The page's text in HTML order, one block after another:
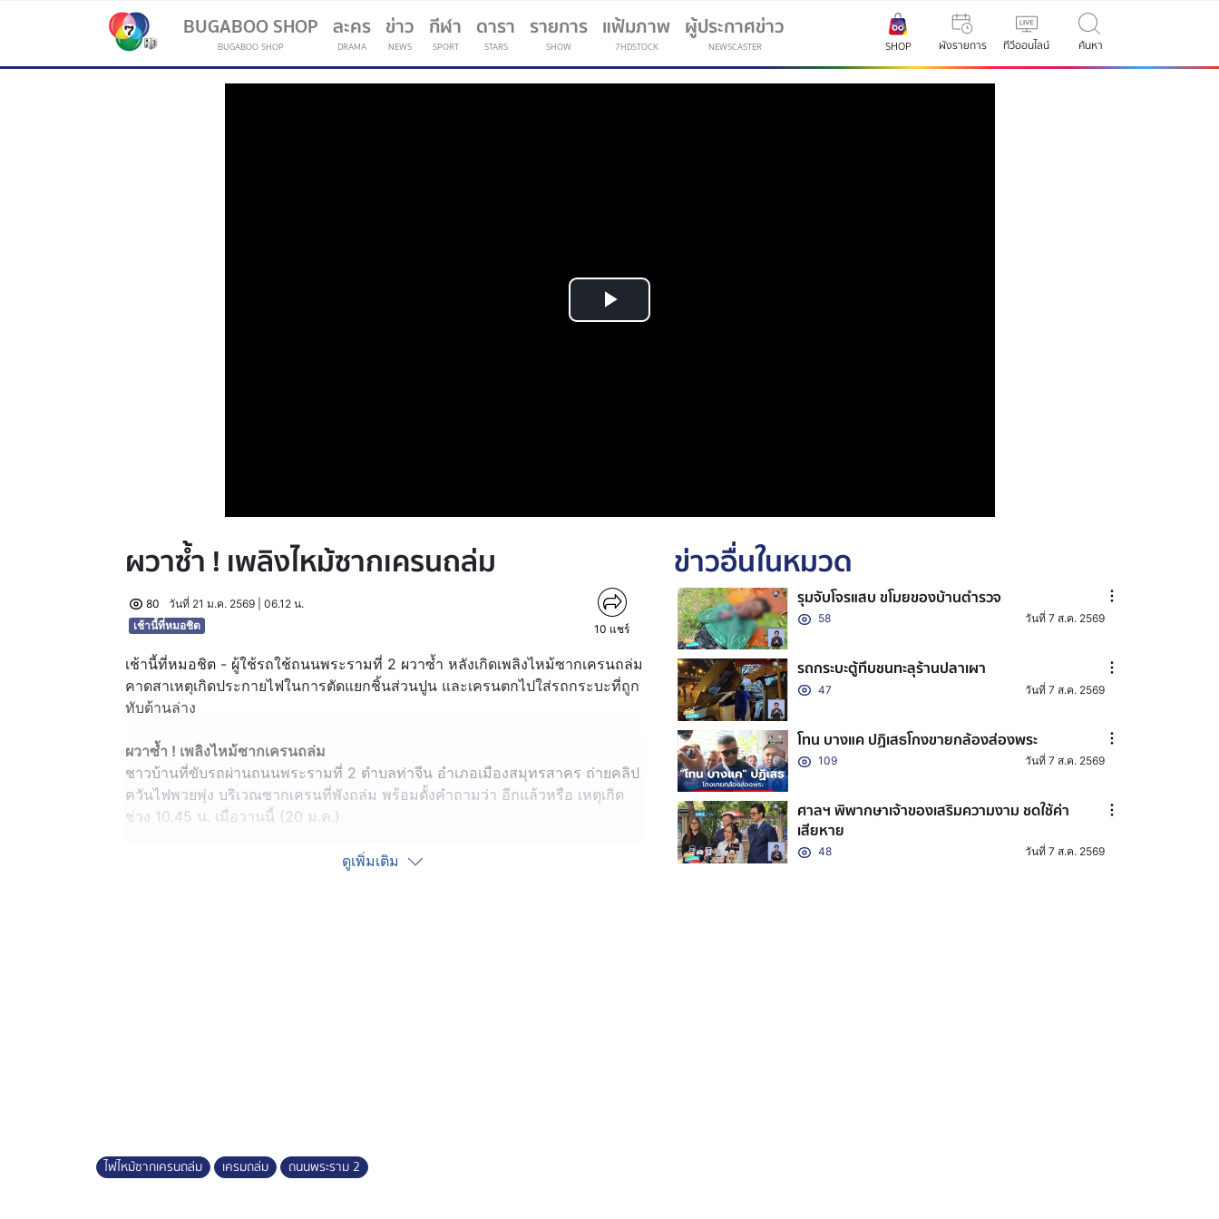
BUGABOO SHOP
BUGABOO SHOP
ละคร
DRAMA
ข่าว
NEWS
กีฬา
SPORT
(current)
ดารา
STARS
รายการ
SHOW
แฟ้มภาพ
7HDSTOCK
ผู้ประกาศข่าว
NEWSCASTER SHOP ผังรายการ ทีวีออนไลน์ ค้นหา
Play
ผวาซ้ำ ! เพลิงไหม้ซากเครนถล่ม
80
วันที่ 21 ม.ค. 2569 | 06.12 น.
เช้านี้ที่หมอชิต
10 แชร์
เช้านี้ที่หมอชิต - ผู้ใช้รถใช้ถนนพระรามที่ 2 ผวาซ้ำ หลังเกิดเพลิงไหม้ซากเครนถล่ม
คาดสาเหตุเกิดประกายไฟในการตัดแยกชิ้นส่วนปูน และเครนตกไปใส่รถกระบะที่ถูก
ทับด้านล่าง
ผวาซ้ำ ! เพลิงไหม้ซากเครนถล่ม
ชาวบ้านที่ขับรถผ่านถนนพระรามที่ 2 ตำบลท่าจีน อำเภอเมืองสมุทรสาคร ถ่ายคลิป
ควันไฟพวยพุ่ง บริเวณซากเครนที่พังถล่ม พร้อมตั้งคำถามว่า อีกแล้วหรือ เหตุเกิด
ช่วง 10.45 น. เมื่อวานนี้ (20 ม.ค.)
เจ้าหน้าที่ดับเพลิงของบริษัทที่อยู่แถวนั้นได้นำรถน้ำมาฉีดสกัดเพลิง โดยมี ปภ. ตาม
ดูเพิ่มเติม
ข่าวอื่นในหมวด
รุมจับโจรแสบ ขโมยของบ้านตำรวจ
58 วันที่ 7 ส.ค. 2569
รถกระบะตู้ทึบชนทะลุร้านปลาเผา
47 วันที่ 7 ส.ค. 2569
โทน บางแค ปฏิเสธโกงขายกล้องส่องพระ
109 วันที่ 7 ส.ค. 2569
ศาลฯ พิพากษาเจ้าของเสริมความงาม ชดใช้ค่า
เสียหาย
48 วันที่ 7 ส.ค. 2569
ไฟไหม้ซากเครนถล่ม เครมถล่ม ถนนพระราม 2